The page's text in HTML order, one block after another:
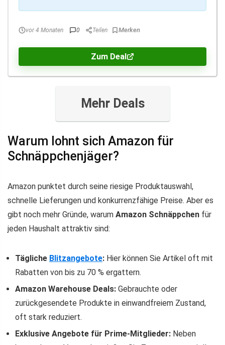
vor 4 Monaten 0 Teilen
Zum Deal
Mehr Deals
Warum lohnt sich Amazon für
Schnäppchenjäger?
Amazon punktet durch seine riesige Produktauswahl,
schnelle Lieferungen und konkurrenzfähige Preise. Aber es
gibt noch mehr Gründe, warum Amazon Schnäppchen für
jeden Haushalt attraktiv sind:
Tägliche Blitzangebote: Hier können Sie Artikel oft mit
Rabatten von bis zu 70 % ergattern.
Amazon Warehouse Deals: Gebrauchte oder
zurückgesendete Produkte in einwandfreiem Zustand,
oft stark reduziert.
Exklusive Angebote für Prime-Mitglieder: Neben